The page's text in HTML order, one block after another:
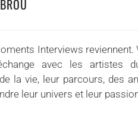
Interviews reviennent.
avec les artistes
la vie, leur parcours, des
leur univers et leur